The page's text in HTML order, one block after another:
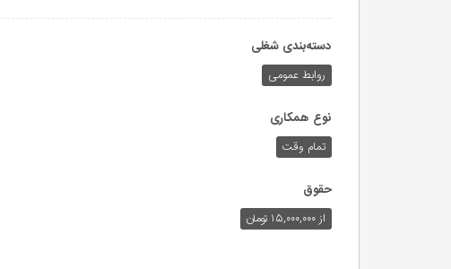
دسته‌بندی شغلی
روابط عمومی
نوع همکاری
تمام وقت
حقوق
از ۱۵,۰۰۰,۰۰۰ تومان